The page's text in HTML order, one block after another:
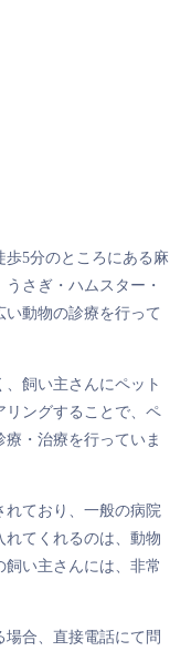
5分のところにある麻
さぎ・ハムスター・
動物の診療を行って
飼い主さんにペット
リングすることで、ペ
・治療を行っていま
れており、一般の病院
れてくれるのは、動物
い主さんには、非常
合、直接電話にて問